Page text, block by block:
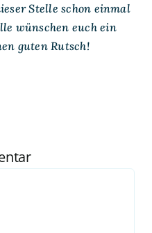
Stelle schon einmal
wünschen euch ein
guten Rutsch!